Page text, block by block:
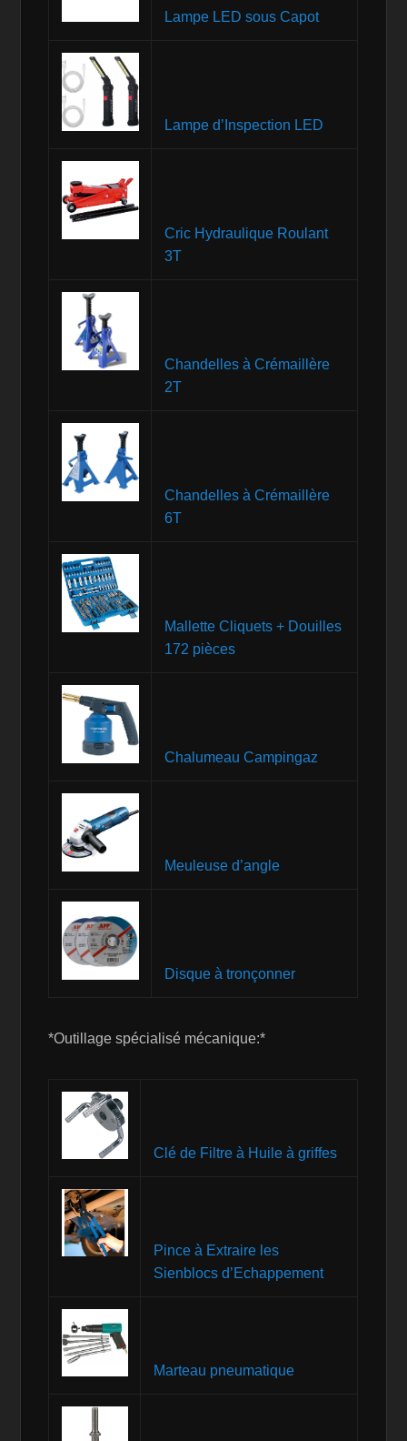
Lampe LED sous Capot
Lampe d’Inspection LED
Cric Hydraulique Roulant
3T
Chandelles à Crémaillère
2T
Chandelles à Crémaillère
6T
Mallette Cliquets + Douilles
172 pièces
Chalumeau Campingaz
Meuleuse d’angle
Disque à tronçonner
*Outillage spécialisé mécanique:*
Clé de Filtre à Huile à griffes
Pince à Extraire les
Sienblocs d’Echappement
Marteau pneumatique